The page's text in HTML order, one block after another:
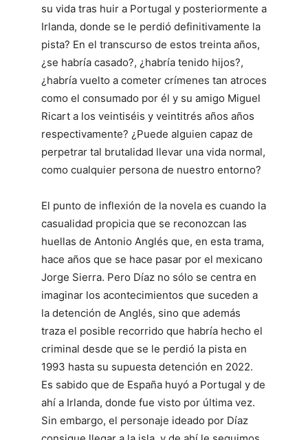
su vida tras huir a Portugal y posteriormente a
Irlanda, donde se le perdió definitivamente la
pista? En el transcurso de estos treinta años,
¿se habría casado?, ¿habría tenido hijos?,
¿habría vuelto a cometer crímenes tan atroces
como el consumado por él y su amigo Miguel
Ricart a los veintiséis y veintitrés años años
respectivamente? ¿Puede alguien capaz de
perpetrar tal brutalidad llevar una vida normal,
como cualquier persona de nuestro entorno?
El punto de inflexión de la novela es cuando la
casualidad propicia que se reconozcan las
huellas de Antonio Anglés que, en esta trama,
hace años que se hace pasar por el mexicano
Jorge Sierra. Pero Díaz no sólo se centra en
imaginar los acontecimientos que suceden a
la detención de Anglés, sino que además
traza el posible recorrido que habría hecho el
criminal desde que se le perdió la pista en
1993 hasta su supuesta detención en 2022.
Es sabido que de España huyó a Portugal y de
ahí a Irlanda, donde fue visto por última vez.
Sin embargo, el personaje ideado por Díaz